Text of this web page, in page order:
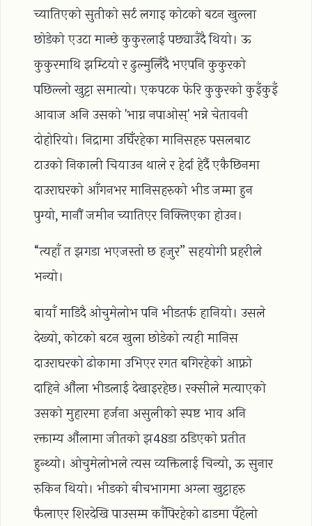
च्यातिएको सुतीको सर्ट लगाइ कोटको बटन खुल्ला
छोडेको एउटा मान्छे कुकुरलाई पछ्याउँदै थियो। ऊ
कुकुरमाथि झम्टियो र ढुल्मुलिँदै भएपनि कुकुरको
पछिल्लो खुट्टा समात्यो। एकपटक फेरि कुकुरको कुइँकुइँ
आवाज अनि उसको 'भाग्न नपाओस्' भन्ने चेतावनी
दोहोरियो। निद्रामा उघिँरहेका मानिसहरु पसलबाट
टाउको निकाली चियाउन थाले र हेर्दा हेर्दै एकैछिनमा
दाउराघरको आँगनभर मानिसहरुको भीड जम्मा हुन
पुग्यो, मानौं जमीन च्यातिएर निक्लिएका होउन।
“त्यहाँ त झगडा भएजस्तो छ हजुर” सहयोगी प्रहरीले
भन्यो।
बायाँ माडिदै ओचुमेलोभ पनि भीडतर्फ हानियो। उसले
देख्यो, कोटको बटन खुला छोडेको त्यही मानिस
दाउराघरको ढोकामा उभिएर रगत बगिरहेको आफ्नो
दाहिने औंला भीडलाई देखाइरहेछ। रक्सीले मत्याएको
उसको मुहारमा हर्जना असुलीको स्पष्ट भाव अनि
रक्ताम्य औंलामा जीतको झ48डा ठडिएको प्रतीत
हुन्थ्यो। ओचुमेलोभले त्यस व्यक्तिलाई चिन्यो, ऊ सुनार
रुकिन थियो। भीडको बीचभागमा अग्ला खुट्टाहरु
फैलाएर शिरदेखि पाउसम्म काँपिरहेको ढाडमा पँहेलो